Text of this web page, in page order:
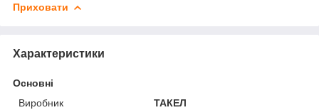
Приховати
Характеристики
Основні
Виробник
ТАКЕЛ